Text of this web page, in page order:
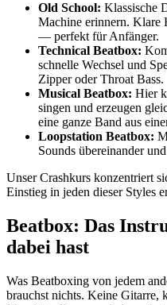
Old School: Klassische
Machine erinnern.
— perfekt für Anfänger.
Technical Beatbox:
schnelle Wechsel und
Zipper oder Throat Bass.
Musical Beatbox: Hier
singen und erzeugen
eine ganze Band aus
Loopstation Beatbox:
Sounds übereinander
Unser Crashkurs konzentriert
Einstieg in jeden dieser Styles
Beatbox: Das
dabei hast
Was Beatboxing von jedem
brauchst nichts. Keine Gitarre,